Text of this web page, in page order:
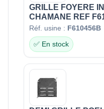
GRILLE FOYERE
CHAMANE REF
Réf. usine : F610456B
✅ En stock